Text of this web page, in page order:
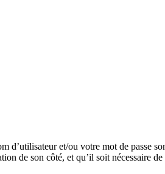
et/ou votre mot de passe
de son côté, et qu’il soit nécessaire